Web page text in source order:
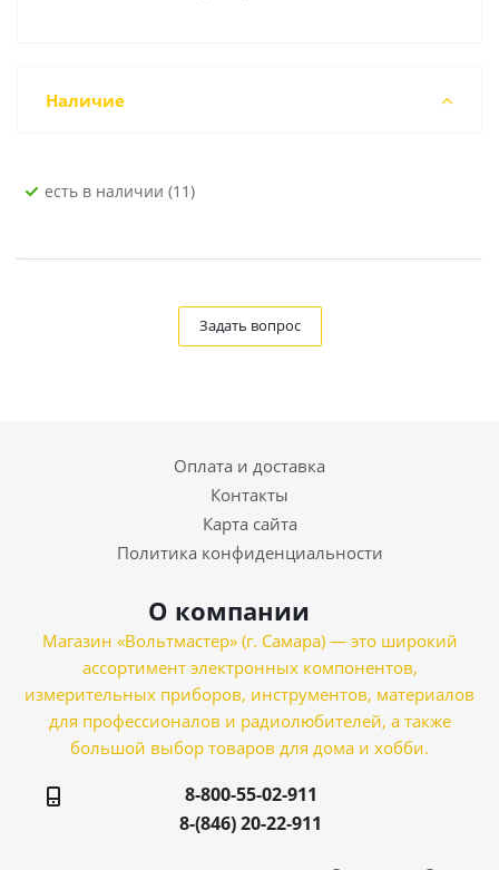
Наличие
Есть в наличии (11)
Задать вопрос
Оплата и доставка
Контакты
Карта сайта
Политика конфиденциальности
О компании
Магазин «Вольтмастер» (г. Самара) — это широкий
ассортимент электронных компонентов,
измерительных приборов, инструментов, материалов
для профессионалов и радиолюбителей, а также
большой выбор товаров для дома и хобби.
8-800-55-02-911
8-(846) 20-22-911